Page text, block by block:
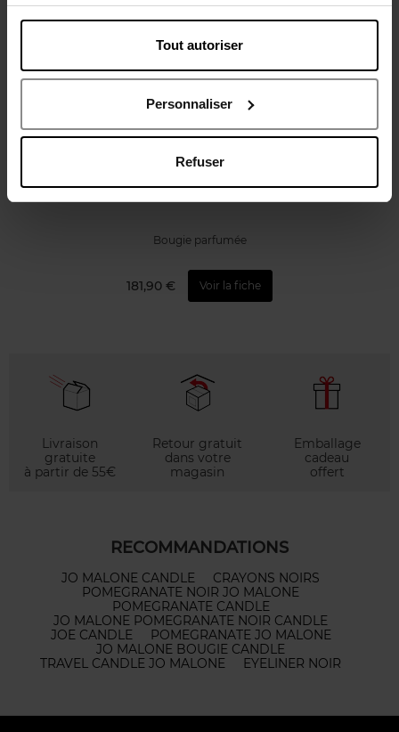
Tout autoriser
Personnaliser
Refuser
JO MALONE LONDON
LIME BASIL AND MANDARINE DELUXE CANDLE
Bougie parfumée
181,90 € Voir la fiche
Livraison
gratuite
à partir de 55€
Retour gratuit
dans votre
magasin
Emballage
cadeau
offert
RECOMMANDATIONS
JO MALONE CANDLE
CRAYONS NOIRS
POMEGRANATE NOIR JO MALONE
POMEGRANATE CANDLE
JO MALONE POMEGRANATE NOIR CANDLE
JOE CANDLE
POMEGRANATE JO MALONE
JO MALONE BOUGIE CANDLE
TRAVEL CANDLE JO MALONE
EYELINER NOIR